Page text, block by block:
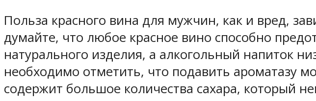
Польза красного вина для мужчин, как и вред,
думайте, что любое красное вино способно
натурального изделия, а алкогольный напиток
необходимо отметить, что подавить ароматазу
содержит большое количества сахара, который